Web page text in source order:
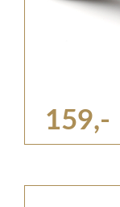
159,-